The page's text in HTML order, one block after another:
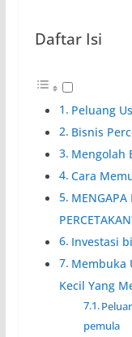
Daftar Isi
Peluang
Bisnis
Mengolah
Cara
MENGAPA
Investasi
Membuka
Kecil Yang
pemula